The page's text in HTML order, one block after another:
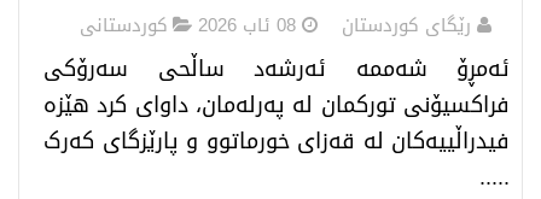
رێگای كوردستان كوردستانی
​ ئەمڕۆ شەممە ئەرشەد ساڵحی ​سەرۆکی
فراکسیۆنی تورکمان لە پەرلەمان، داوای کرد هێزە
فیدراڵییەکان لە قەزای خورماتوو و پارێزگای کەرک
.....